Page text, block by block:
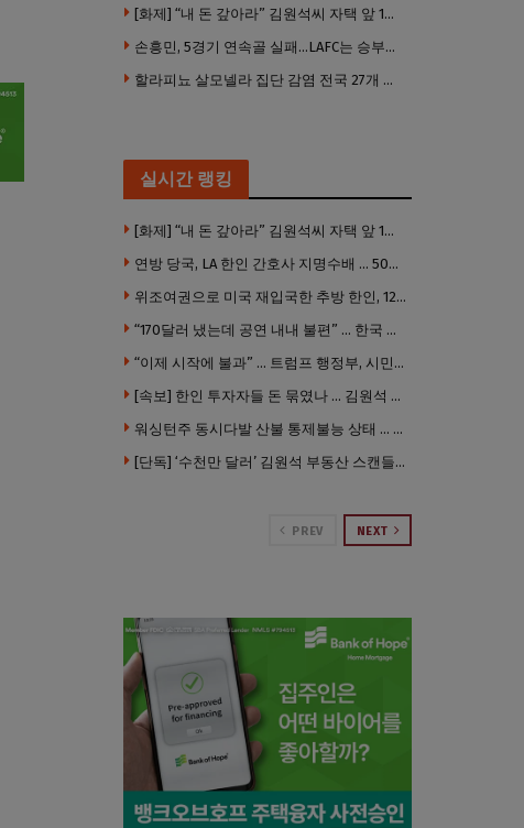
[화제] “내 돈 갚아라” 김원석씨 자택 앞 1인 광대 시위 … 한인 투자사, “108만 달러 못받아”
손흥민, 5경기 연속골 실패…LAFC는 승부차기 끝 과달라하라 격파
할라피뇨 살모넬라 집단 감염 전국 27개 주 급속 확산
실시간 랭킹
[화제] “내 돈 갚아라” 김원석씨 자택 앞 1인 광대 시위 … 한인 투자사, “108만 달러 못받아”
연방 당국, LA 한인 간호사 지명수배 … 500만 달러 메디캐어 사기, 선고 직전 한국 도주
위조여권으로 미국 재입국한 추방 한인, 120만 달러 은행 사기 행각
“170달러 냈는데 공연 내내 불편” … 한국 코미디언 LA공연, 음향 불량에 외모 비하 개그 논란
“이제 시작에 불과” … 트럼프 행정부, 시민권 박탈 본격화
[속보] 한인 투자자들 돈 묶였나 … 김원석 회사들 챕터7 강제파산·자진파산 잇따라 신청
워싱턴주 동시다발 산불 통제불능 상태 … 이재민 수십만명
[단독] ‘수천만 달러’ 김원석 부동산 스캔들 새 국면 … 한인 투자자들 소송 잇따라 ‘디폴트’ 절차
PREV NEXT